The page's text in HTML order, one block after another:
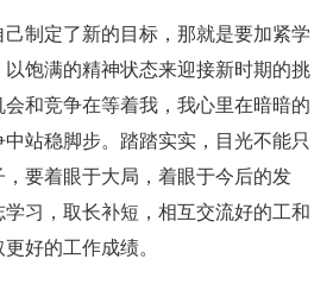
制定了新的目标，那就是要加紧学
饱满的精神状态来迎接新时期的挑
和竞争在等着我，我心里在暗暗的
站稳脚步。踏踏实实，目光不能只
要着眼于大局，着眼于今后的发
习，取长补短，相互交流好的工和
好的工作成绩。